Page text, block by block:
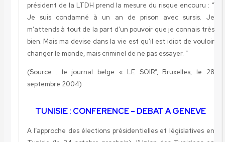
président de la LTDH prend la mesure du risque encouru : ”
Je suis condamné à un an de prison avec sursis. Je
m’attends à tout de la part d’un pouvoir que je connais très
bien. Mais ma devise dans la vie est qu’il est idiot de vouloir
changer le monde, mais criminel de ne pas essayer. “
(Source : le journal belge « LE SOIR”, Bruxelles, le 28
septembre 2004)
TUNISIE : CONFERENCE – DEBAT A GENEVE
A l’approche des élections présidentielles et législatives en